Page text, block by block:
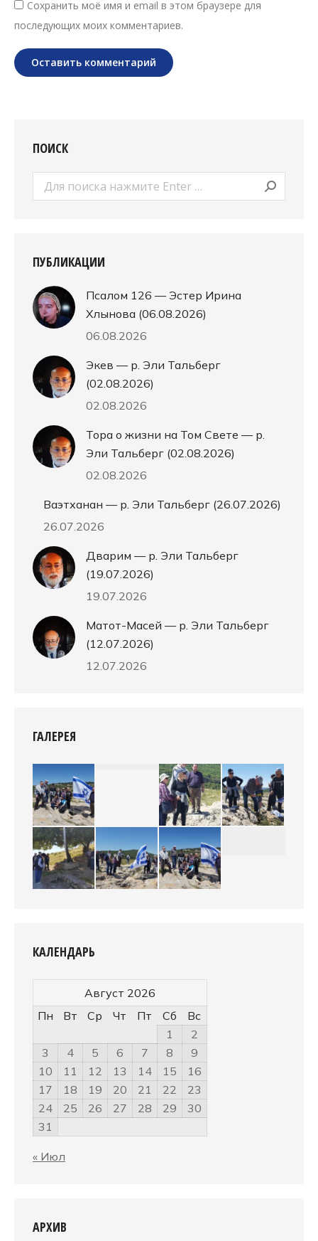
Сохранить моё имя и email в этом браузере для
последующих моих комментариев.
Оставить комментарий
ПОИСК
Поиск:
ПУБЛИКАЦИИ
Псалом 126 — Эстер Ирина
Хлынова (06.08.2026)
06.08.2026
Экев — р. Эли Тальберг
(02.08.2026)
02.08.2026
Тора о жизни на Том Свете — р.
Эли Тальберг (02.08.2026)
02.08.2026
Ваэтханан — р. Эли Тальберг (26.07.2026)
26.07.2026
Дварим — р. Эли Тальберг
(19.07.2026)
19.07.2026
Матот-Масей — р. Эли Тальберг
(12.07.2026)
12.07.2026
ГАЛЕРЕЯ
КАЛЕНДАРЬ
Август 2026
Пн
Вт Ср Чт Пт Сб
Вс
1
2
3
4 5 6 7 8
9
10
11 12 13 14 15
16
17
18 19 20 21 22
23
24
25 26 27 28 29
30
31
« Июл
АРХИВ